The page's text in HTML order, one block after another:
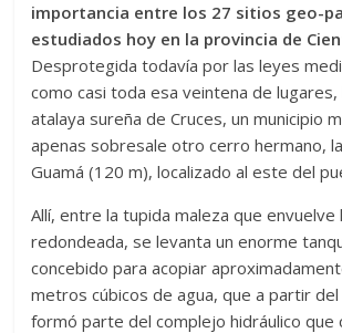
importancia entre los 27 sitios geo-
estudiados hoy en la provincia de
Desprotegida todavía por las leyes
como casi toda esa veintena de lugares,
atalaya sureña de Cruces, un municipio
apenas sobresale otro cerro hermano,
Guamá (120 m), localizado al este del
Allí, entre la tupida maleza que envuelve
redondeada, se levanta un enorme
concebido para acopiar
metros cúbicos de agua, que a partir
formó parte del complejo hidráulico que